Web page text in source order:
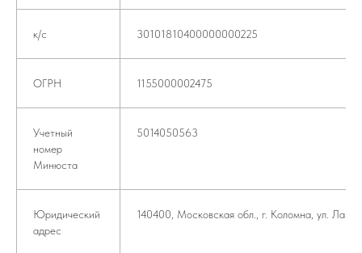
к/с 30101810400000000225
ОГРН 1155000002475
Учетный
номер
Минюста
5014050563
Юридический
адрес
140400, Московская обл., г. Коломна, ул.